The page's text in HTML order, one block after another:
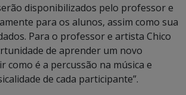
disponibilizados pelo professor e
para os alunos, assim como sua
Para o professor e artista Chico
de aprender um novo
como é a percussão na música e
de cada participante”.